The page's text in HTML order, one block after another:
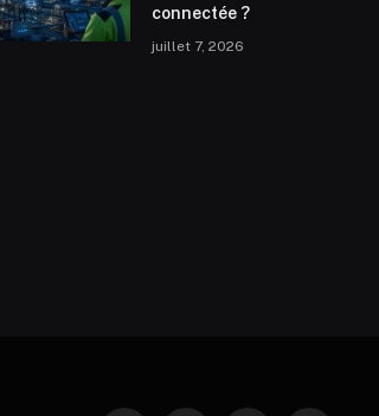
connectée ?
juillet 7, 2026